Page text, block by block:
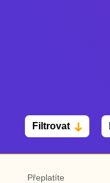
Filtrovat
Přeplatíte